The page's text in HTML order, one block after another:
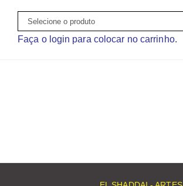
Faça o login para colocar no carrinho.